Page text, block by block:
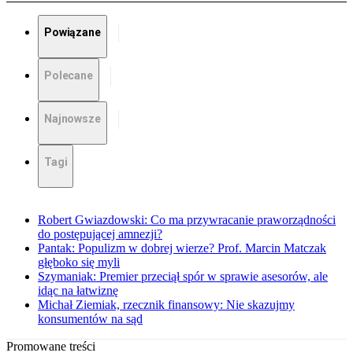
Powiązane
Polecane
Najnowsze
Tagi
Robert Gwiazdowski: Co ma przywracanie praworządności
do postępującej amnezji?
Pantak: Populizm w dobrej wierze? Prof. Marcin Matczak
głęboko się myli
Szymaniak: Premier przeciął spór w sprawie asesorów, ale
idąc na łatwiznę
Michał Ziemiak, rzecznik finansowy: Nie skazujmy
konsumentów na sąd
Promowane treści